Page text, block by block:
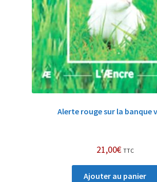
Alerte rouge sur la banque
21,00€ TTC
Ajouter au panier